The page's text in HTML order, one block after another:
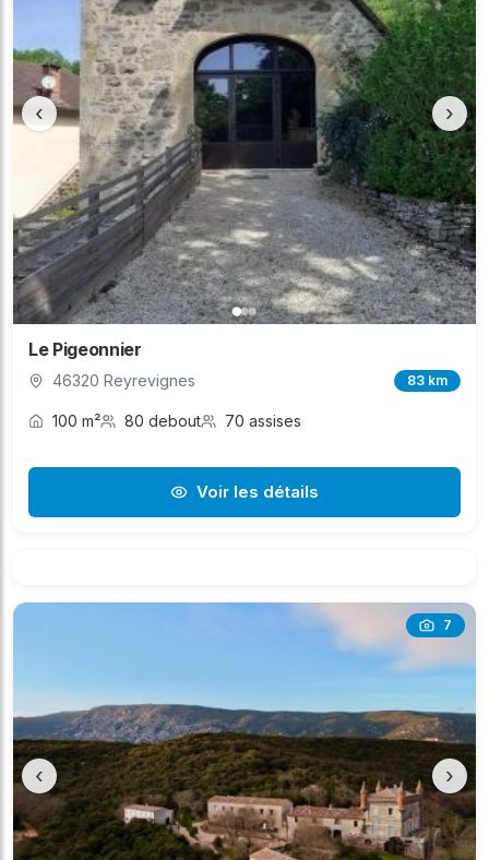
‹ ›
Le Pigeonnier
46320 Reyrevignes 83 km
100 m² 80 debout 70 assises
Voir les détails
7
‹ ›